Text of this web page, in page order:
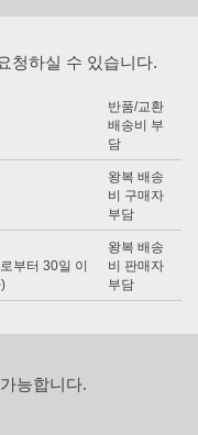
청하실 수 있습니다.
반품/교환
배송비 부
담
왕복 배송
비 구매자
부담
부터 30일 이
왕복 배송
비 판매자
부담
능합니다.